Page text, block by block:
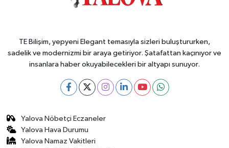
TE Bilişim, yepyeni Elegant temasıyla sizleri buluştururken,
sadelik ve modernizmi bir araya getiriyor. Şatafattan kaçınıyor ve
insanlara haber okuyabilecekleri bir altyapı sunuyor.
Yalova Nöbetçi Eczaneler
Yalova Hava Durumu
Yalova Namaz Vakitleri